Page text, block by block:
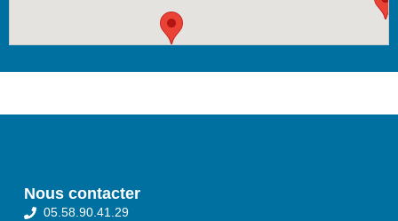
Nous contacter
05.58.90.41.29